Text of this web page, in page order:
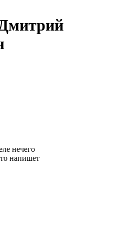
нечего
напишет